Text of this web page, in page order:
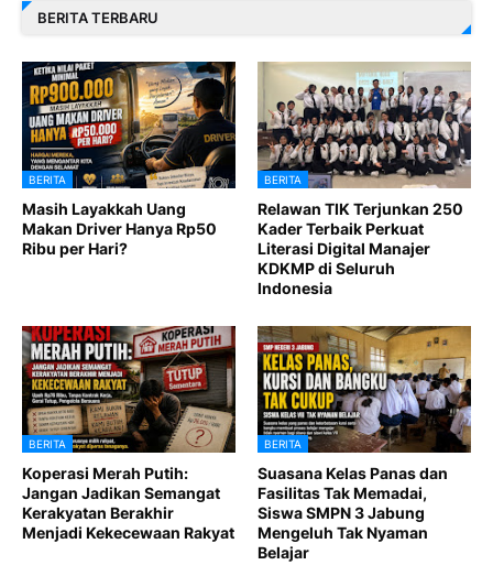
BERITA TERBARU
BERITA
Masih Layakkah Uang
Makan Driver Hanya Rp50
Ribu per Hari?
BERITA
Relawan TIK Terjunkan 250
Kader Terbaik Perkuat
Literasi Digital Manajer
KDKMP di Seluruh
Indonesia
BERITA
Koperasi Merah Putih:
Jangan Jadikan Semangat
Kerakyatan Berakhir
Menjadi Kekecewaan Rakyat
BERITA
Suasana Kelas Panas dan
Fasilitas Tak Memadai,
Siswa SMPN 3 Jabung
Mengeluh Tak Nyaman
Belajar